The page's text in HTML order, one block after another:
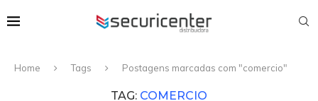
Home Tags Postagens marcadas com "comercio"
TAG: COMERCIO